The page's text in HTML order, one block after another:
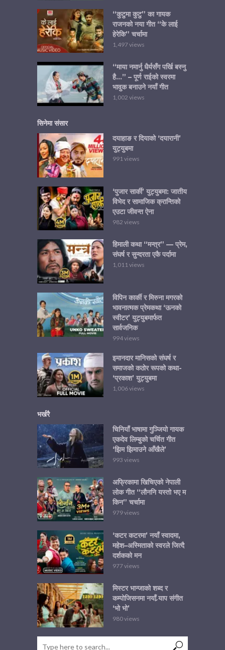
“कुटुमा कुटु” का गायक
राजनको नया गीत “के लाई
हेरेकि” चर्चामा
1,497 views
“माया नमार्नु धैर्यसँग पर्खि बस्नु
है…” – पूर्ण राईको स्वरमा
भावुक बनाउने नयाँ गीत
1,002 views
सिनेमा संसार
दयाहाङ र दियाको ‘दयारानी’
युट्युबमा
991 views
‘पुजार सार्की’ युट्युबमा: जातीय
विभेद र सामाजिक क्रान्तिको
एउटा जीवन्त ऐना
982 views
हिमाली कथा “मन्त्र” — प्रेम,
संघर्ष र सुन्दरता एकै पर्दामा
1,011 views
विपिन कार्की र मिरुना मगरको
भावनात्मक प्रेमकथा ‘ऊनको
स्वीटर’ युट्युबमार्फत
सार्वजनिक
994 views
इमानदार मानिसको संघर्ष र
समाजको कठोर रूपको कथा-
‘प्रकाश’ युट्युबमा
1,006 views
भर्खरै
चिनियाँ भाषामा गुञ्जियो गायक
एकदेव लिम्बुको चर्चित गीत
‘झिम झिमाउने आँखैले’
993 views
अफ्रिकामा खिचिएको नेपाली
लोक गीत “लौननि यस्तो भए म
किन” चर्चामा
979 views
‘कटर कटरमा’ नयाँ स्वादमा,
महेश–अस्मिताको स्वरले जित्दै
दर्शकको मन
977 views
मिस्टर भान्जाको शब्द र
कम्पोजिसनमा नयाँ र्‍याप संगीत
‘भो भो’
980 views